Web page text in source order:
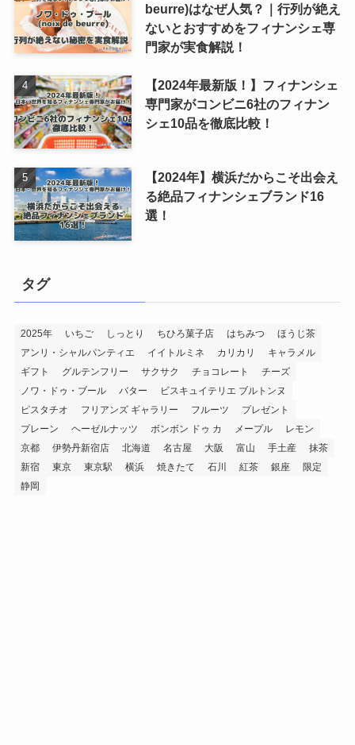
beurre)はなぜ人気？｜行列が絶え
ないとおすすめをフィナンシェ専
門家が実食解説！
【2024年最新版！】フィナンシェ
専門家がコンビニ6社のフィナン
シェ10品を徹底比較！
【2024年】横浜だからこそ出会え
る絶品フィナンシェブランド16
選！
タグ
2025年 いちご しっとり ちひろ菓子店 はちみつ
ほうじ茶
アンリ・シャルパンティエ
イイトルミネ カリカリ
キャラメル
ギフト
グルテンフリー サクサク チョコレート
チーズ
ノワ・ドゥ・ブール
バター
ビスキュイテリエ ブルトンヌ
ピスタチオ
フリアンズ ギャラリー フルーツ
プレゼント
プレーン
ヘーゼルナッツ ボンボン ドゥ カ メープル
レモン
京都
伊勢丹新宿店 北海道 名古屋 大阪 富山 手土産
抹茶
新宿
東京 東京駅 横浜 焼きたて 石川 紅茶 銀座
限定
静岡